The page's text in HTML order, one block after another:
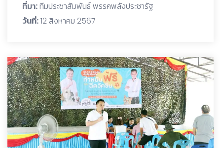
ที่มา:ทีมประชาสัมพันธ์ พรรคพลังประชารัฐ
วันที่:12 สิงหาคม 2567